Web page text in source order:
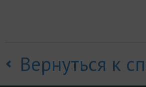
Вернуться к